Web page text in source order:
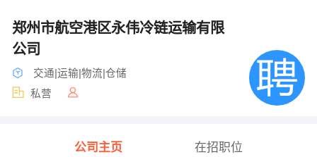
郑州市航空港区永伟冷链运输有限
公司
交通|运输|物流|仓储
私营
公司主页 在招职位